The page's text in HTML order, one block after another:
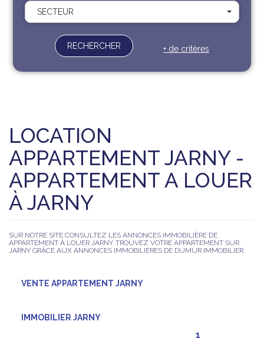
SECTEUR
RECHERCHER + de critères
LOCATION
APPARTEMENT JARNY -
APPARTEMENT A LOUER
À JARNY
SUR NOTRE SITE CONSULTEZ LES ANNONCES IMMOBILIÈRE DE
APPARTEMENT À LOUER JARNY. TROUVEZ VOTRE APPARTEMENT SUR
JARNY GRÂCE AUX ANNONCES IMMOBILIÈRES DE DUMUR IMMOBILIER.
VENTE APPARTEMENT JARNY
IMMOBILIER JARNY
1